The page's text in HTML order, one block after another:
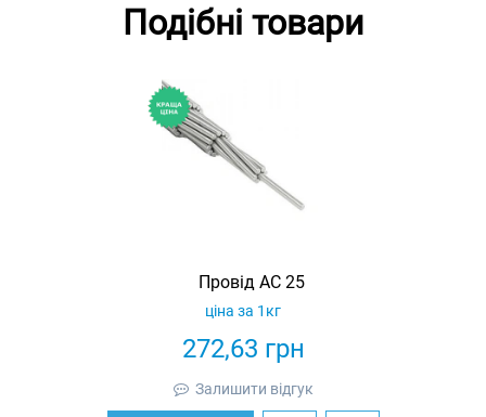
Подібні товари
Провід АС 25
272,63 грн
ціна за 1кг
Залишити відгук